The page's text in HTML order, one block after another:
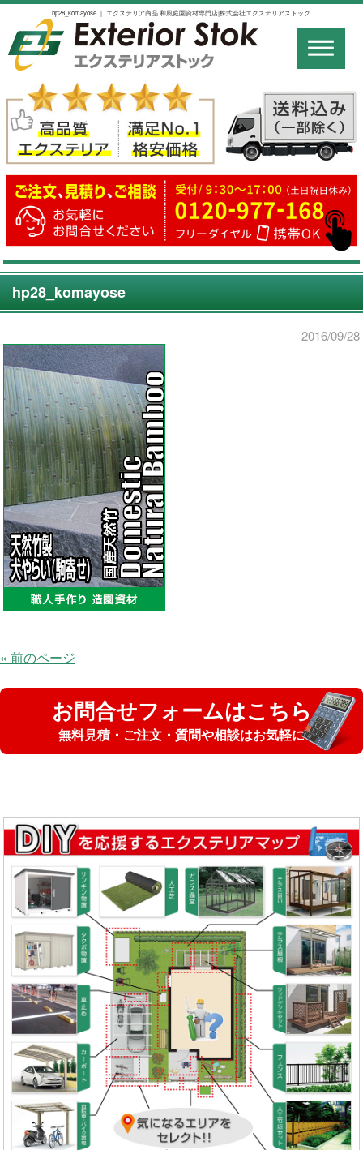
hp28_komayose ｜ エクステリア商品 和風庭園資材専門店|株式会社エクステリアストック
hp28_komayose
2016/09/28
« 前のページ
お問合せフォームはこちら
無料見積・ご注文・質問や相談はお気軽に